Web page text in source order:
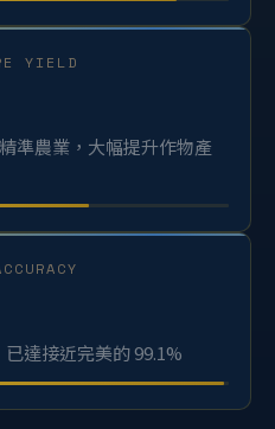
YIELD
準農業，大幅提升作物產
達接近完美的 99.1%